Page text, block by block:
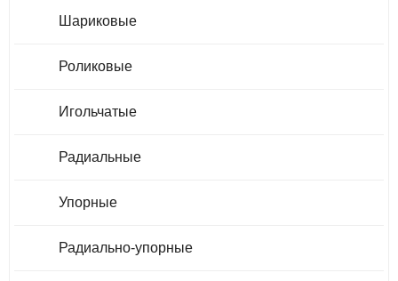
Шариковые
Роликовые
Игольчатые
Радиальные
Упорные
Радиально-упорные